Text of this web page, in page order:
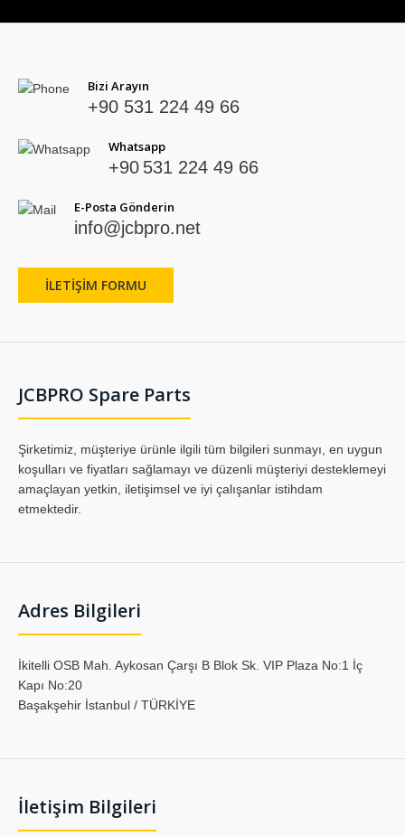
Bizi Arayın
+90 531 224 49 66
Whatsapp
+90 531 224 49 66
E-Posta Gönderin
info@jcbpro.net
İLETIŞIM FORMU
JCBPRO Spare Parts
Şirketimiz, müşteriye ürünle ilgili tüm bilgileri sunmayı, en uygun
koşulları ve fiyatları sağlamayı ve düzenli müşteriyi desteklemeyi
amaçlayan yetkin, iletişimsel ve iyi çalışanlar istihdam
etmektedir.
Adres Bilgileri
İkitelli OSB Mah. Aykosan Çarşı B Blok Sk. VIP Plaza No:1 İç
Kapı No:20
Başakşehir İstanbul / TÜRKİYE
İletişim Bilgileri